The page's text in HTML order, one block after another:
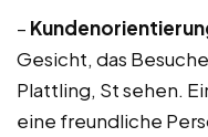
–
Gesicht, das
Plattling, St sehen.
eine freundliche